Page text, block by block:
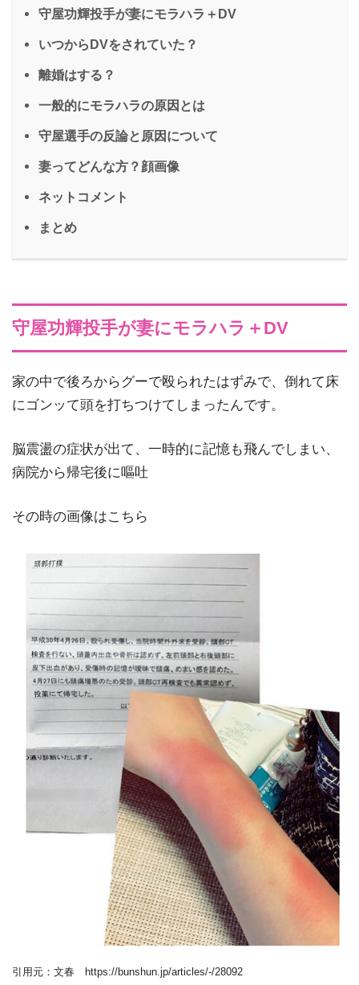
守屋功輝投手が妻にモラハラ＋DV
いつからDVをされていた？
離婚はする？
一般的にモラハラの原因とは
守屋選手の反論と原因について
妻ってどんな方？顔画像
ネットコメント
まとめ
守屋功輝投手が妻にモラハラ＋DV
家の中で後ろからグーで殴られたはずみで、倒れて床
にゴンッて頭を打ちつけてしまったんです。
脳震盪の症状が出て、一時的に記憶も飛んでしまい、
病院から帰宅後に嘔吐
その時の画像はこちら
引用元：文春 https://bunshun.jp/articles/-/28092